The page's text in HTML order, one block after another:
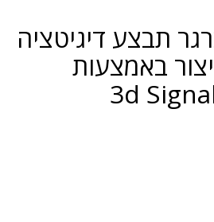
תבצע דיגיטציה
באמצעות